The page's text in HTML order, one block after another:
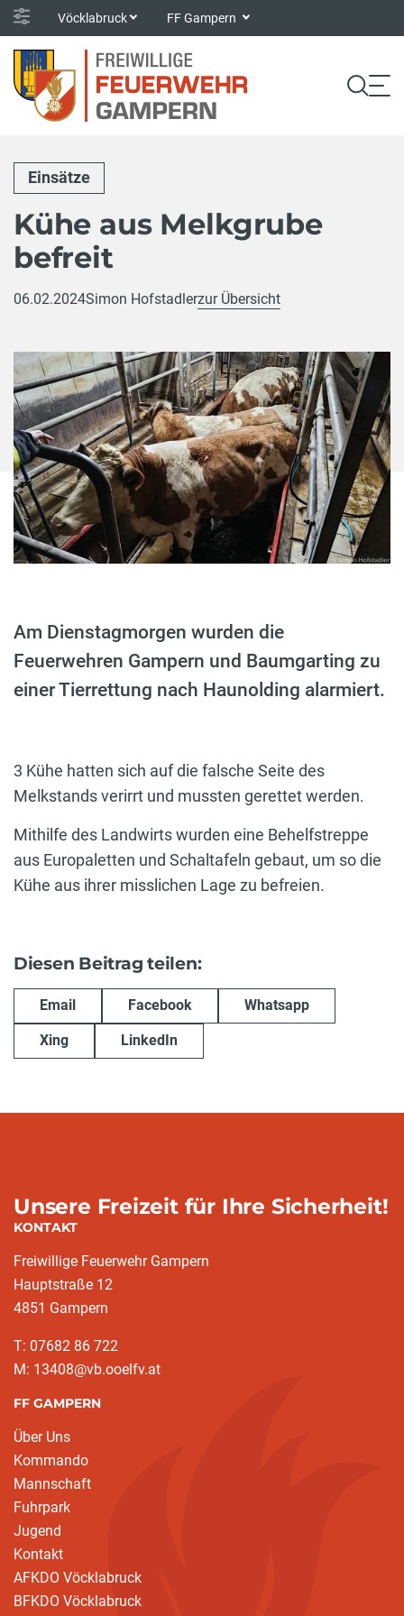
Vöcklabruck FF Gampern
Einsätze
Kühe aus Melkgrube
befreit
06.02.2024Simon Hofstadlerzur Übersicht
Am Dienstagmorgen wurden die
Feuerwehren Gampern und Baumgarting zu
einer Tierrettung nach Haunolding alarmiert.
3 Kühe hatten sich auf die falsche Seite des
Melkstands verirrt und mussten gerettet werden.
Mithilfe des Landwirts wurden eine Behelfstreppe
aus Europaletten und Schaltafeln gebaut, um so die
Kühe aus ihrer misslichen Lage zu befreien.
Diesen Beitrag teilen:
Email Facebook Whatsapp
Xing LinkedIn
Unsere Freizeit für Ihre Sicherheit!
KONTAKT
Freiwillige Feuerwehr Gampern
Hauptstraße 12
4851 Gampern
T: 07682 86 722
M: 13408@vb.ooelfv.at
FF GAMPERN
Über Uns
Kommando
Mannschaft
Fuhrpark
Jugend
Kontakt
AFKDO Vöcklabruck
BFKDO Vöcklabruck